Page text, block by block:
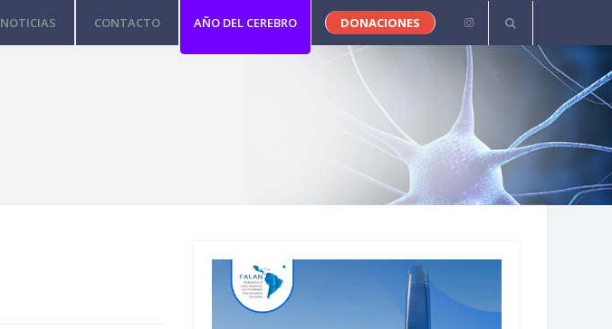
NOTICIAS CONTACTO AÑO DEL CEREBRO DONACIONES